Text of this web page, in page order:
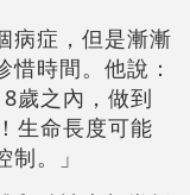
病症，但是漸漸
時間。他說：
歲之內，做到
生命長度可能
。」